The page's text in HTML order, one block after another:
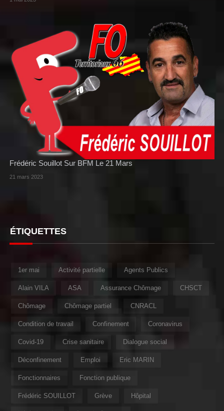
Frédéric Souillot Sur BFM Le 21 Mars
21 mars 2023
ÉTIQUETTES
1er mai Activité partielle Agents Publics
Alain VILA ASA Assurance Chômage CHSCT
Chômage Chômage partiel CNRACL
Condition de travail Confinement Coronavirus
Covid-19 Crise sanitaire Dialogue social
Déconfinement Emploi Eric MARIN
Fonctionnaires Fonction publique
Frédéric SOUILLOT Grève Hôpital